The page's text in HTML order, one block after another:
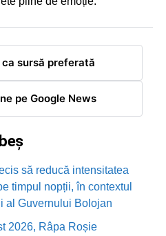
sursă preferată
pe Google News
să reducă intensitatea
timpul nopții, în contextul
al Guvernului Bolojan
2026, Râpa Roșie